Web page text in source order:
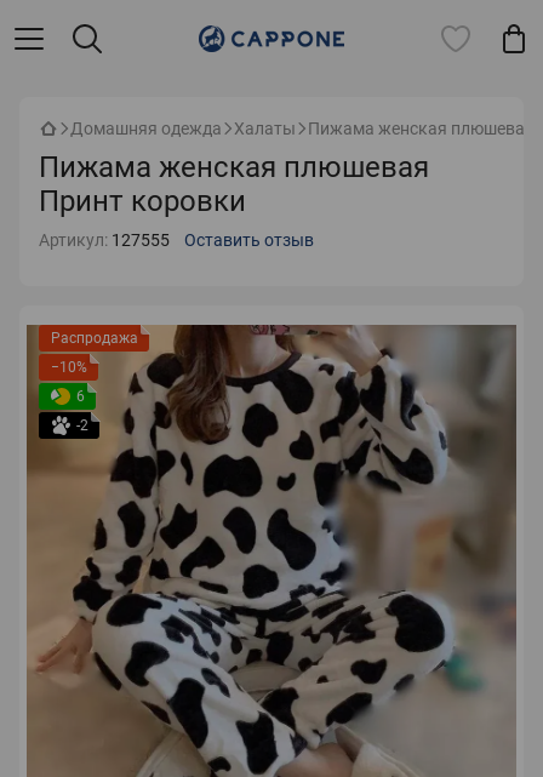
Домашняя одежда Халаты Пижама женская плюшевая
Пижама женская плюшевая
Принт коровки
Артикул: 127555 Оставить отзыв
Распродажа
−10%
6
-2